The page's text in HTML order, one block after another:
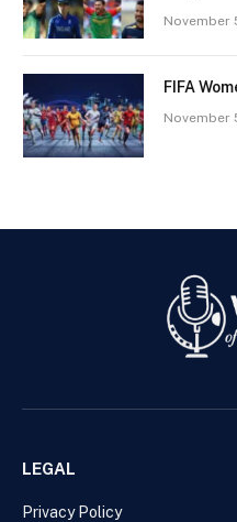
November
FIFA
November
LEGAL
Privacy Policy